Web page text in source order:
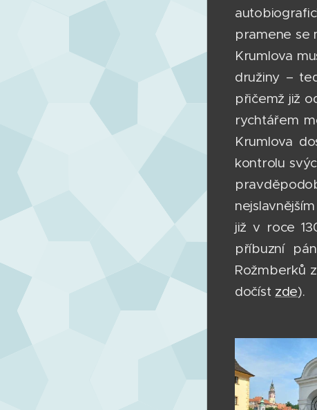
pramene se
Krumlova
družiny –
přičemž již
rychtářem
Krumlova
kontrolu
již v roce
příbuzní
Rožmberků
dočíst zde).